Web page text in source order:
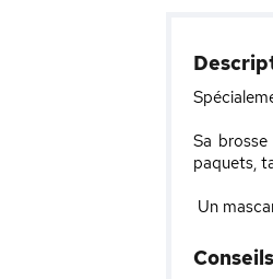
Sa
paquets,
Un